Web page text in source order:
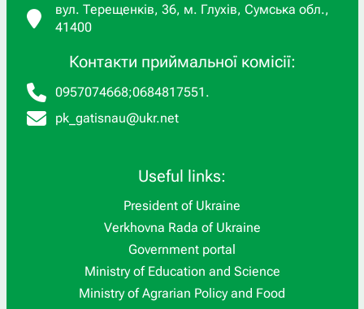
вул. Терещенків, 36, м. Глухів, Сумська обл.,
41400
Контакти приймальної комісії:
0957074668;0684817551 .
pk_gatisnau@ukr.net
Useful links:
President of Ukraine
Verkhovna Rada of Ukraine
Government portal
Ministry of Education and Science
Ministry of Agrarian Policy and Food